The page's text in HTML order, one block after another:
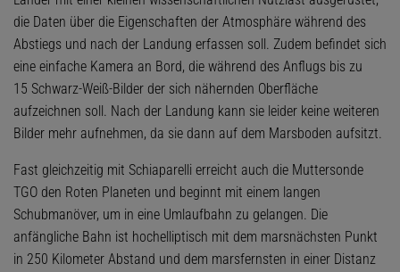
die Daten über die Eigenschaften der Atmosphäre während des
Abstiegs und nach der Landung erfassen soll. Zudem befindet sich
eine einfache Kamera an Bord, die während des Anflugs bis zu
15 Schwarz-Weiß-Bilder der sich nähernden Oberfläche
aufzeichnen soll. Nach der Landung kann sie leider keine weiteren
Bilder mehr aufnehmen, da sie dann auf dem Marsboden aufsitzt.
Fast gleichzeitig mit Schiaparelli erreicht auch die Muttersonde
TGO den Roten Planeten und beginnt mit einem langen
Schubmanöver, um in eine Umlaufbahn zu gelangen. Die
anfängliche Bahn ist hochelliptisch mit dem marsnächsten Punkt
in 250 Kilometer Abstand und dem marsfernsten in einer Distanz